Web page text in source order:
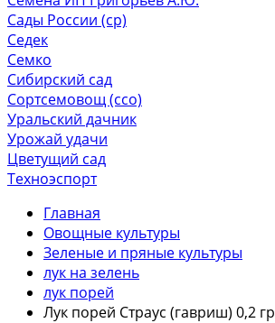
Сады России (ср)
Седек
Семко
Сибирский сад
Сортсемовощ (ссо)
Уральский дачник
Урожай удачи
Цветущий сад
Техноэспорт
Главная
Овощные культуры
Зеленые и пряные культуры
лук на зелень
лук порей
Лук порей Страус (гавриш) 0,2 гр